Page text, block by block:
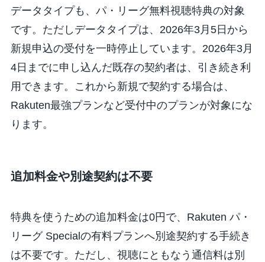
データタイプも、パ・リーグ無料視聴特典の対象
です。ただしデータタイプは、2026年3月5日から
新規申込の受付を一時停止しています。2026年3月
4日までに申し込んだ既存の契約者は、引き続き利
用できます。これから新規で契約する場合は、
Rakuten最強プランなど受付中のプランが対象にな
ります。
追加料金や別途契約は不要
特典を使うための追加料金は0円で、Rakuten パ・
リーグ Specialの有料プランへ別途契約する手続き
は不要です。ただし、視聴にともなう通信料は別